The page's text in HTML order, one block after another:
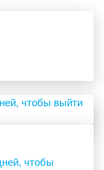
чтобы